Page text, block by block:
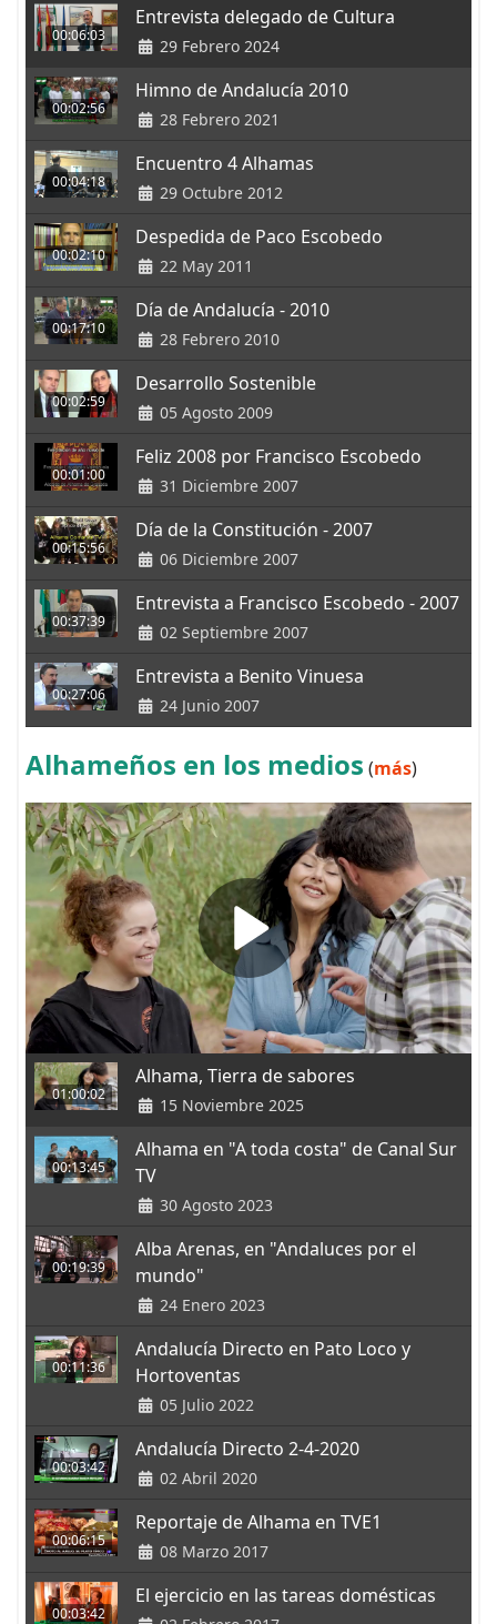
00:06:03
Entrevista delegado de Cultura
29 Febrero 2024
00:02:56
Himno de Andalucía 2010
28 Febrero 2021
00:04:18
Encuentro 4 Alhamas
29 Octubre 2012
00:02:10
Despedida de Paco Escobedo
22 May 2011
00:17:10
Día de Andalucía - 2010
28 Febrero 2010
00:02:59
Desarrollo Sostenible
05 Agosto 2009
00:01:00
Feliz 2008 por Francisco Escobedo
31 Diciembre 2007
00:15:56
Día de la Constitución - 2007
06 Diciembre 2007
00:37:39
Entrevista a Francisco Escobedo - 2007
02 Septiembre 2007
00:27:06
Entrevista a Benito Vinuesa
24 Junio 2007
Alhameños en los medios (más)
01:00:02
Alhama, Tierra de sabores
15 Noviembre 2025
00:13:45
Alhama en "A toda costa" de Canal Sur
TV
30 Agosto 2023
00:19:39
Alba Arenas, en "Andaluces por el
mundo"
24 Enero 2023
00:11:36
Andalucía Directo en Pato Loco y
Hortoventas
05 Julio 2022
00:03:42
Andalucía Directo 2-4-2020
02 Abril 2020
00:06:15
Reportaje de Alhama en TVE1
08 Marzo 2017
00:03:42
El ejercicio en las tareas domésticas